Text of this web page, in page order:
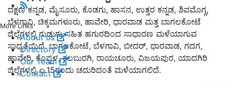
More Links
About us
Directory
Our Team
Contact
ದಕ್ಷಣ ಕನ್ನಡ, ಮೈಸೂರು, ಕೊಡಗು, ಹಾಸನ, ಉತ್ತರ ಕನ್ನಡ, ಶಿವಮೊಗ್ಗ,
ಬೆಳಗಾವಿ, ಚಿಕ್ಕಮಗಳೂರು, ಹಾವೇರಿ, ಧಾರವಾಡ ಮತ್ತ ಬಾಗಲಕೋಟೆ
ಜಿಲ್ಲೆಗಳಲ್ಲಿ ಗುಡುಗು ಸಹಿತ ಹಗುರದಿಂದ ಸಾಧಾರಣ ಮಳೆಯಾಗುವ
ಸಾಧ್ಯತೆಯಿದೆ. ಬಾಗಲಕೋಟೆ, ಬೆಳಗಾವಿ, ಬೀದರ್‌, ಧಾರವಾಡ, ಗದಗ,
ಹಾವೇರಿ, ಕೊಪ್ಪಳ, ಕಲಬುರಗಿ, ರಾಯಚೂರು, ವಿಜಯಪುರ, ಯಾದಗಿರಿ
ಜಿಲ್ಲೆಗಳಲ್ಲಿ ಏ.15ರಂದು ಚದುರಿದಂತೆ ಮಳೆಯಾಗಲಿದೆ.